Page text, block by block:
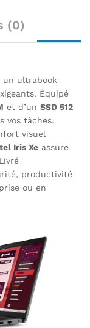
(0)
un ultrabook
Équipé
et d’un SSD 512
vos tâches.
visuel
Iris Xe assure
productivité
ou en